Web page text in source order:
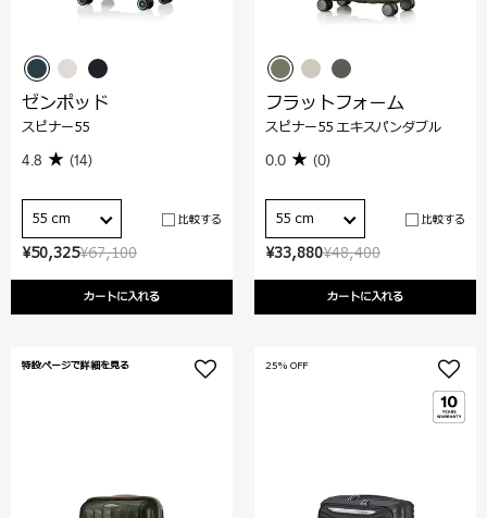
¥67,100
¥50,325
カートに入れる
ゼンポッド
スピナー55
4.8 (14)
55 cm 比較する
¥48,400
¥33,880
カートに入れる
フラットフォーム
スピナー55 エキスパンダブル
0.0 (0)
55 cm 比較する
特設ページで詳細を見る 25% OFF